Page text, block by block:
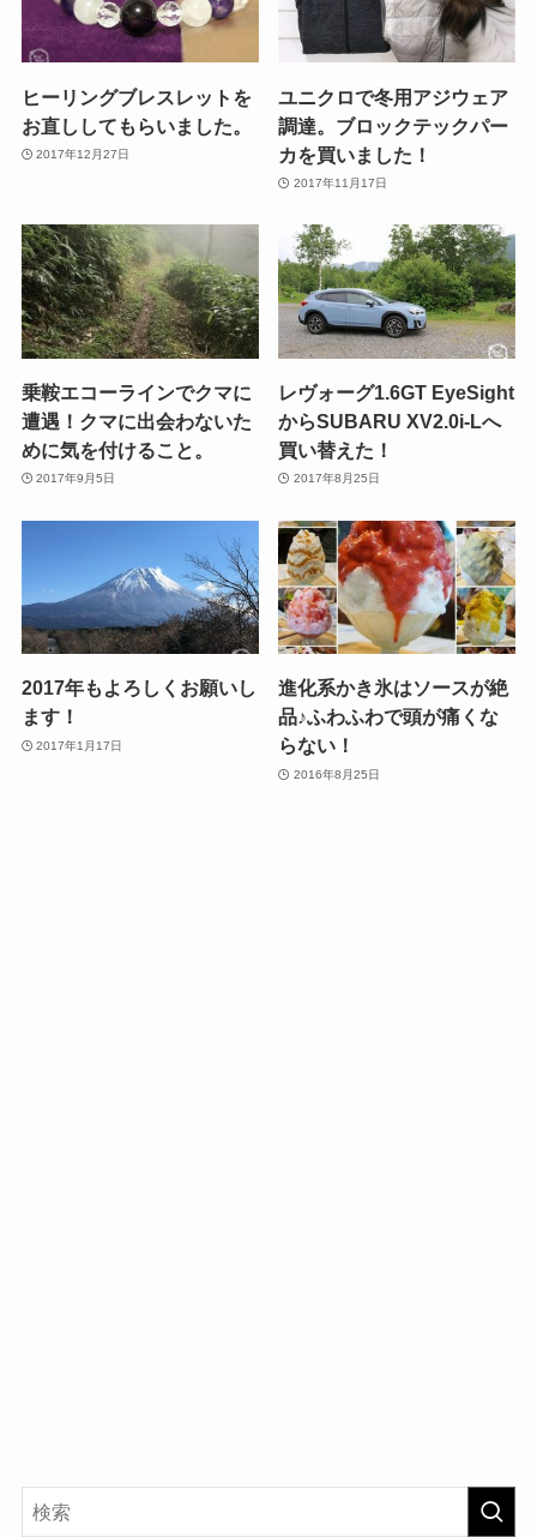
ヒーリングブレスレットを
お直ししてもらいました。
2017年12月27日
ユニクロで冬用アジウェア
調達。ブロックテックパー
カを買いました！
2017年11月17日
乗鞍エコーラインでクマに
遭遇！クマに出会わないた
めに気を付けること。
2017年9月5日
レヴォーグ1.6GT EyeSight
からSUBARU XV2.0i-Lへ
買い替えた！
2017年8月25日
2017年もよろしくお願いし
ます！
2017年1月17日
進化系かき氷はソースが絶
品♪ふわふわで頭が痛くな
らない！
2016年8月25日